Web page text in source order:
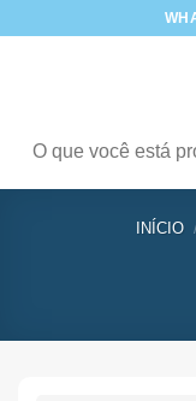
Pesquisar
INÍCIO